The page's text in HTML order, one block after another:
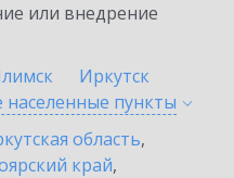
или внедрение
Иркутск
населенные пункты
область,
край,